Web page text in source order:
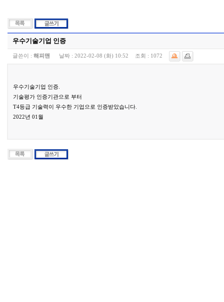
우수기술기업 인증
글쓴이 : 해피맨 날짜 : 2022-02-08 (화) 10:52 조회 : 1072
우수기술기업 인증.
기술평가 인증기관으로 부터
T4등급 기술력이 우수한 기업으로 인증받았습니다.
2022년 01월